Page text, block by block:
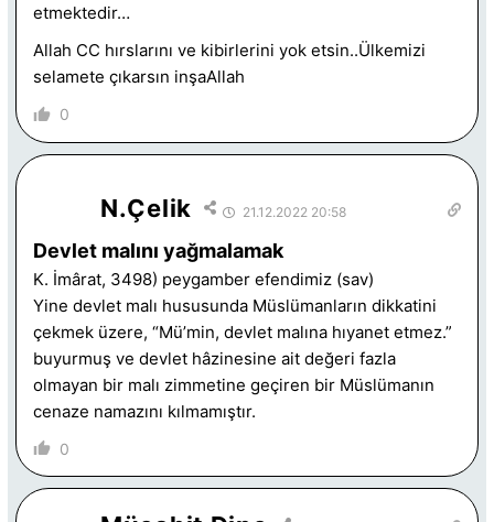
etmektedir…
Allah CC hırslarını ve kibirlerini yok etsin..Ülkemizi
selamete çıkarsın inşaAllah
0
N.Çelik 21.12.2022 20:58
Devlet malını yağmalamak
K. İmârat, 3498) peygamber efendimiz (sav)
Yine devlet malı hususunda Müslümanların dikkatini
çekmek üzere, “Mü’min, devlet malına hıyanet etmez.”
buyurmuş ve devlet hâzinesine ait değeri fazla
olmayan bir malı zimmetine geçiren bir Müslümanın
cenaze namazını kılmamıştır.
0